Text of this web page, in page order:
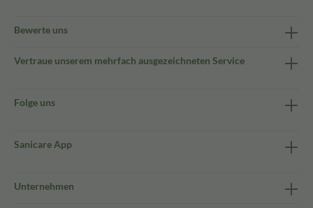
Bewerte uns
Vertraue unserem mehrfach ausgezeichneten Service
Folge uns
Sanicare App
Unternehmen